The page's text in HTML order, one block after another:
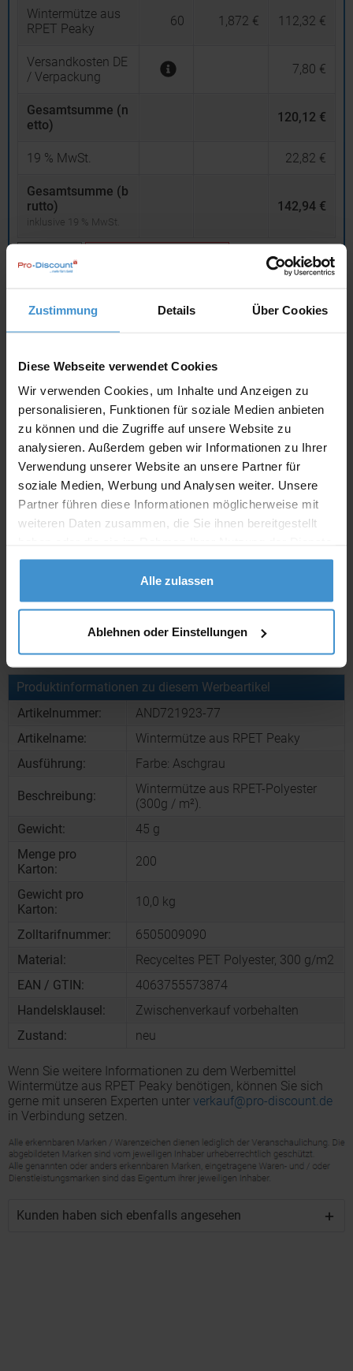
Zustimmung Details Über Cookies
Diese Webseite verwendet Cookies
Wir verwenden Cookies, um Inhalte und Anzeigen zu
personalisieren, Funktionen für soziale Medien anbieten
zu können und die Zugriffe auf unsere Website zu
analysieren. Außerdem geben wir Informationen zu Ihrer
Verwendung unserer Website an unsere Partner für
soziale Medien, Werbung und Analysen weiter. Unsere
Partner führen diese Informationen möglicherweise mit
weiteren Daten zusammen, die Sie ihnen bereitgestellt
gesammelt haben.
Alle zulassen
Ablehnen oder Einstellungen
Wintermütze aus
RPET Peaky
60 1,872 € 112,32 €
Versandkosten DE
/ Verpackung
7,80 €
Gesamtsumme (n
etto)
120,12 €
19 % MwSt. 22,82 €
Gesamtsumme (b
rutto)
inklusive 19 % MwSt.
142,94 €
Angebot drucken
Individuelle Anfrage
Lieferzeiten
Artikel mit Werbeanbringung:
Muster mit Ihrer
Werbeanbringung zur Freigabe
ca. 10 Werktage
Artikel ohne Werbeanbringung:
Produktinformationen zu diesem Werbeartikel
Artikelnummer:
AND721923-77
Artikelname:
Wintermütze aus RPET Peaky
Ausführung:
Farbe: Aschgrau
Beschreibung:
Wintermütze aus RPET-Polyester
(300g / m²).
Gewicht:
45 g
Menge pro
Karton:
200
Gewicht pro
Karton:
10,0 kg
Zolltarifnummer:
6505009090
Material:
Recyceltes PET Polyester, 300 g/m2
EAN / GTIN:
4063755573874
Handelsklausel:
Zwischenverkauf vorbehalten
Zustand:
neu
Wenn Sie weitere Informationen zu dem Werbemittel
Wintermütze aus RPET Peaky benötigen, können Sie sich
gerne mit unseren Experten unter verkauf@pro-discount.de
in Verbindung setzen.
Kunden haben sich ebenfalls angesehen